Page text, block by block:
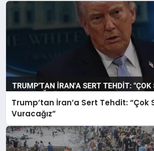
Trump’tan İran’a Sert Tehdit: “Çok
Vuracağız”